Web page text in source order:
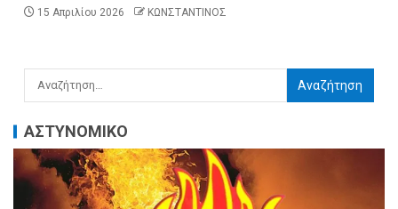
15 Απριλίου 2026 ΚΩΝΣΤΑΝΤΙΝΟΣ
ΑΣΤΥΝΟΜΙΚΟ